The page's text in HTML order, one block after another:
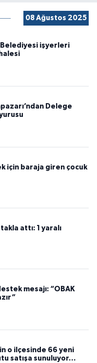
08 Ağustos 2025
işyerleri
Delege
için baraja giren çocuk
attı: 1 yaralı
mesajı: “OBAK
o ilçesinde 66 yeni
satışa sunuluyor…